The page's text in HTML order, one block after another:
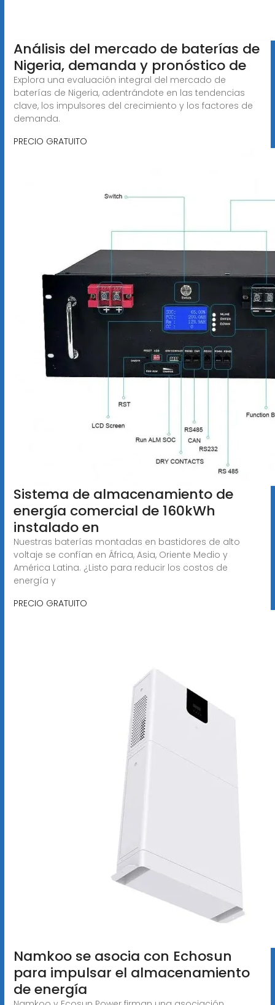
Análisis del mercado de baterías de
Nigeria, demanda y pronóstico de
Explora una evaluación integral del mercado de
baterías de Nigeria, adentrándote en las tendencias
clave, los impulsores del crecimiento y los factores de
demanda.
PRECIO GRATUITO
Sistema de almacenamiento de
energía comercial de 160kWh
instalado en
Nuestras baterías montadas en bastidores de alto
voltaje se confían en África, Asia, Oriente Medio y
América Latina. ¿Listo para reducir los costos de
energía y
PRECIO GRATUITO
Namkoo se asocia con Echosun
para impulsar el almacenamiento
de energía